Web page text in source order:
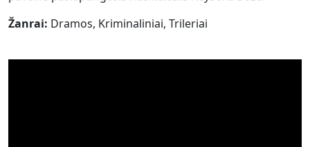
Žanrai: Dramos, Kriminaliniai, Trileriai